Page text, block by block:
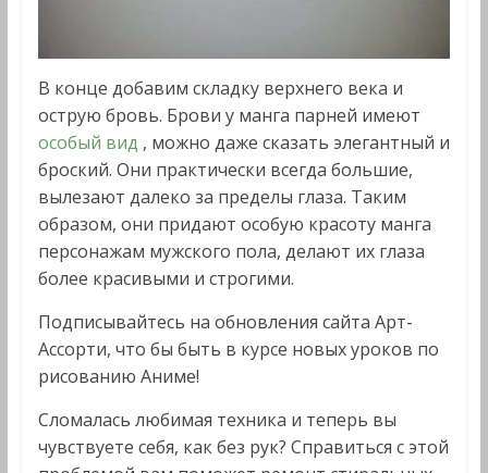
В конце добавим складку верхнего века и
острую бровь. Брови у манга парней имеют
особый вид , можно даже сказать элегантный и
броский. Они практически всегда большие,
вылезают далеко за пределы глаза. Таким
образом, они придают особую красоту манга
персонажам мужского пола, делают их глаза
более красивыми и строгими.
Подписывайтесь на обновления сайта Арт-
Ассорти, что бы быть в курсе новых уроков по
рисованию Аниме!
Сломалась любимая техника и теперь вы
чувствуете себя, как без рук? Справиться с этой